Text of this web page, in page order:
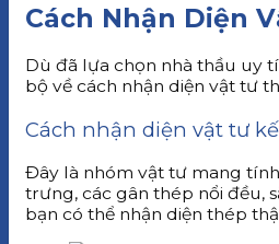
Cách Nhận Diện
Dù đã lựa chọn nhà thầu uy
bộ về cách nhận diện vật tư
Cách nhận diện vật tư
Đây là nhóm vật tư mang
trưng, các gân thép nổi đều,
bạn có thể nhận diện thép